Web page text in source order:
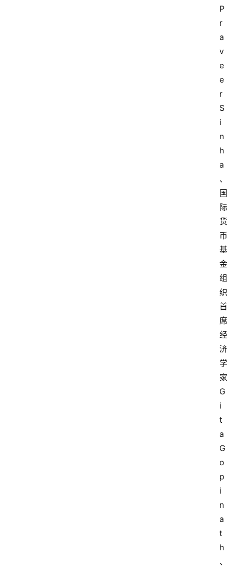
P
r
a
v
e
e
r
S
i
n
h
a
、
国
际
货
币
基
金
组
织
首
席
经
济
学
家
G
i
t
a
G
o
p
i
n
a
t
h
、